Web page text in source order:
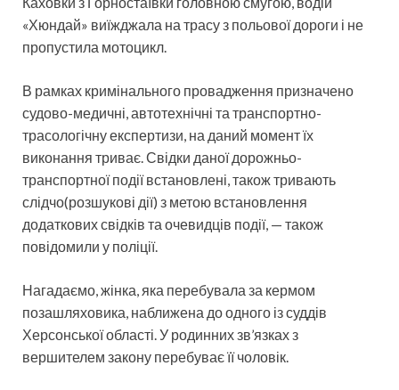
«Хюндай» виїжджала на трасу з польової дороги і не
пропустила мотоцикл.
В рамках кримінального провадження призначено
судово-медичні, автотехнічні та транспортно-
трасологічну експертизи, на даний момент їх
виконання триває. Свідки даної дорожньо-
транспортної події встановлені, також тривають
слідчо(розшукові дії) з метою встановлення
додаткових свідків та очевидців події, — також
повідомили у поліції.
Нагадаємо, жінка, яка перебувала за кермом
позашляховика, наближена до одного із суддів
Херсонської області. У родинних зв’язках з
вершителем закону перебуває її чоловік.